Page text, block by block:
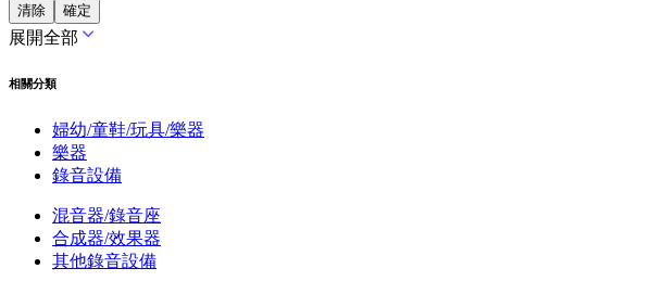
清除 確定
展開全部
相關分類
婦幼/童鞋/玩具/樂器
樂器
錄音設備
混音器/錄音座
合成器/效果器
其他錄音設備